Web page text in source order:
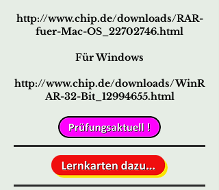
http://www.chip.de/downloads/RAR-
fuer-Mac-OS_22702746.html
Für Windows
http://www.chip.de/downloads/WinR
AR-32-Bit_12994655.html